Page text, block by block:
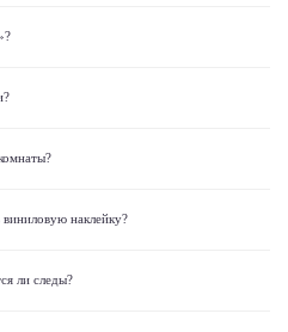
наклейку?
ли следы?